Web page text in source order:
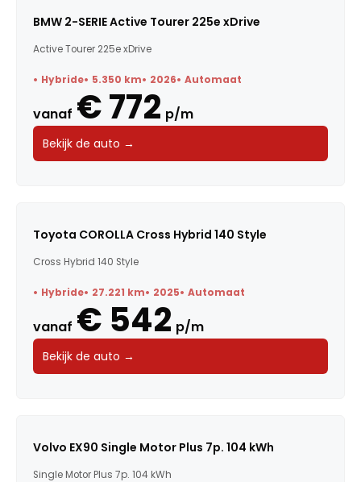
BMW 2-SERIE Active Tourer 225e xDrive
Active Tourer 225e xDrive
Hybride 5.350 km 2026 Automaat
vanaf € 772 p/m
Bekijk de auto →
Toyota COROLLA Cross Hybrid 140 Style
Cross Hybrid 140 Style
Hybride 27.221 km 2025 Automaat
vanaf € 542 p/m
Bekijk de auto →
Volvo EX90 Single Motor Plus 7p. 104 kWh
Single Motor Plus 7p. 104 kWh